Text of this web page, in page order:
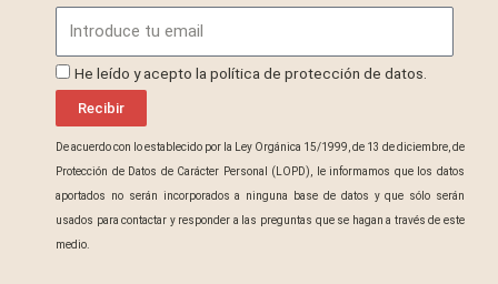
ProteccionDatos
He leído y acepto la política de protección de datos.
Recibir
De acuerdo con lo establecido por la Ley Orgánica 15/1999, de 13 de diciembre, de
Protección de Datos de Carácter Personal (LOPD), le informamos que los datos
aportados no serán incorporados a ninguna base de datos y que sólo serán
usados para contactar y responder a las preguntas que se hagan a través de este
medio.